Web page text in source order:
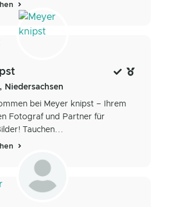
Niedersachsen
bei Meyer knipst – Ihrem
Fotograf und Partner für
Tauchen...